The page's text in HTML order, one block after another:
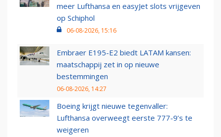
meer Lufthansa en easyJet slots vrijgeven
op Schiphol
06-08-2026, 15:16
Embraer E195-E2 biedt LATAM kansen:
maatschappij zet in op nieuwe
bestemmingen
06-08-2026, 14:27
Boeing krijgt nieuwe tegenvaller:
Lufthansa overweegt eerste 777-9’s te
weigeren